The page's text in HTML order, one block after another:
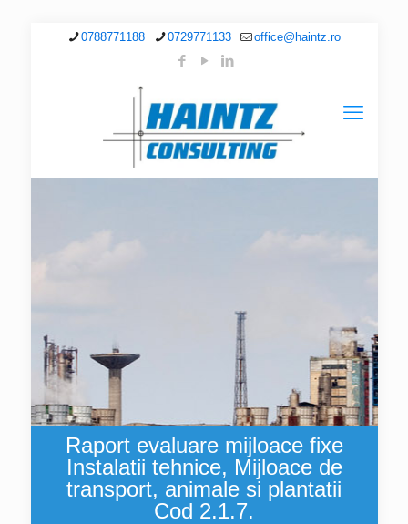
0788771188 0729771133 office@haintz.ro
Raport evaluare mijloace fixe
Instalatii tehnice, Mijloace de
transport, animale si plantatii
Cod 2.1.7.